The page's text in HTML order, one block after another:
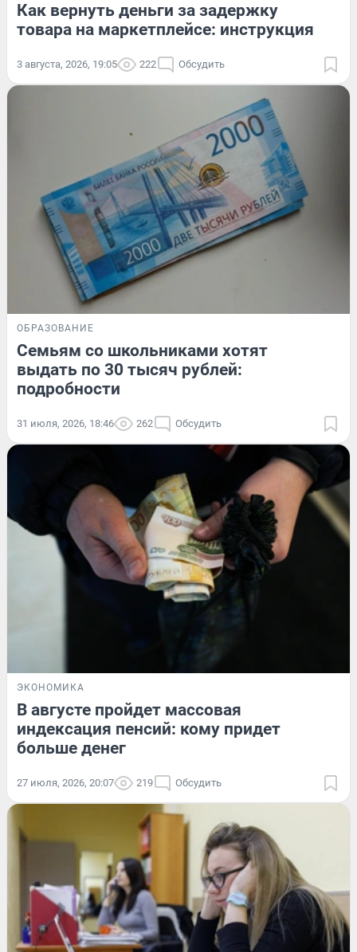
Как вернуть деньги за задержку
товара на маркетплейсе: инструкция
3 августа, 2026, 19:05 222 Обсудить
ОБРАЗОВАНИЕ
Семьям со школьниками хотят
выдать по 30 тысяч рублей:
подробности
31 июля, 2026, 18:46 262 Обсудить
ЭКОНОМИКА
В августе пройдет массовая
индексация пенсий: кому придет
больше денег
27 июля, 2026, 20:07 219 Обсудить